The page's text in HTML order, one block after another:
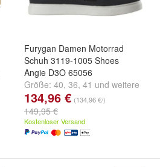
Furygan Damen Motorrad
Schuh 3119-1005 Shoes
Angie D3O 65056
Größe: 40, 36, 41 und weitere
...
134,96 € (134,96 €/)
149,95 €
Kostenloser Versand